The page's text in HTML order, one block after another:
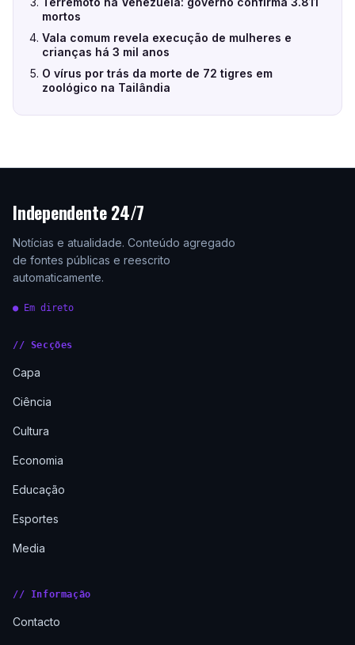
mortos
Vala comum revela execução de mulheres e
crianças há 3 mil anos
O vírus por trás da morte de 72 tigres em
zoológico na Tailândia
Independente 24/7
Notícias e atualidade. Conteúdo agregado
de fontes públicas e reescrito
automaticamente.
● Em direto
// Secções
Capa
Ciência
Cultura
Economia
Educação
Esportes
Media
// Informação
Contacto